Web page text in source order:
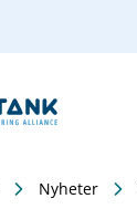
Nyheter